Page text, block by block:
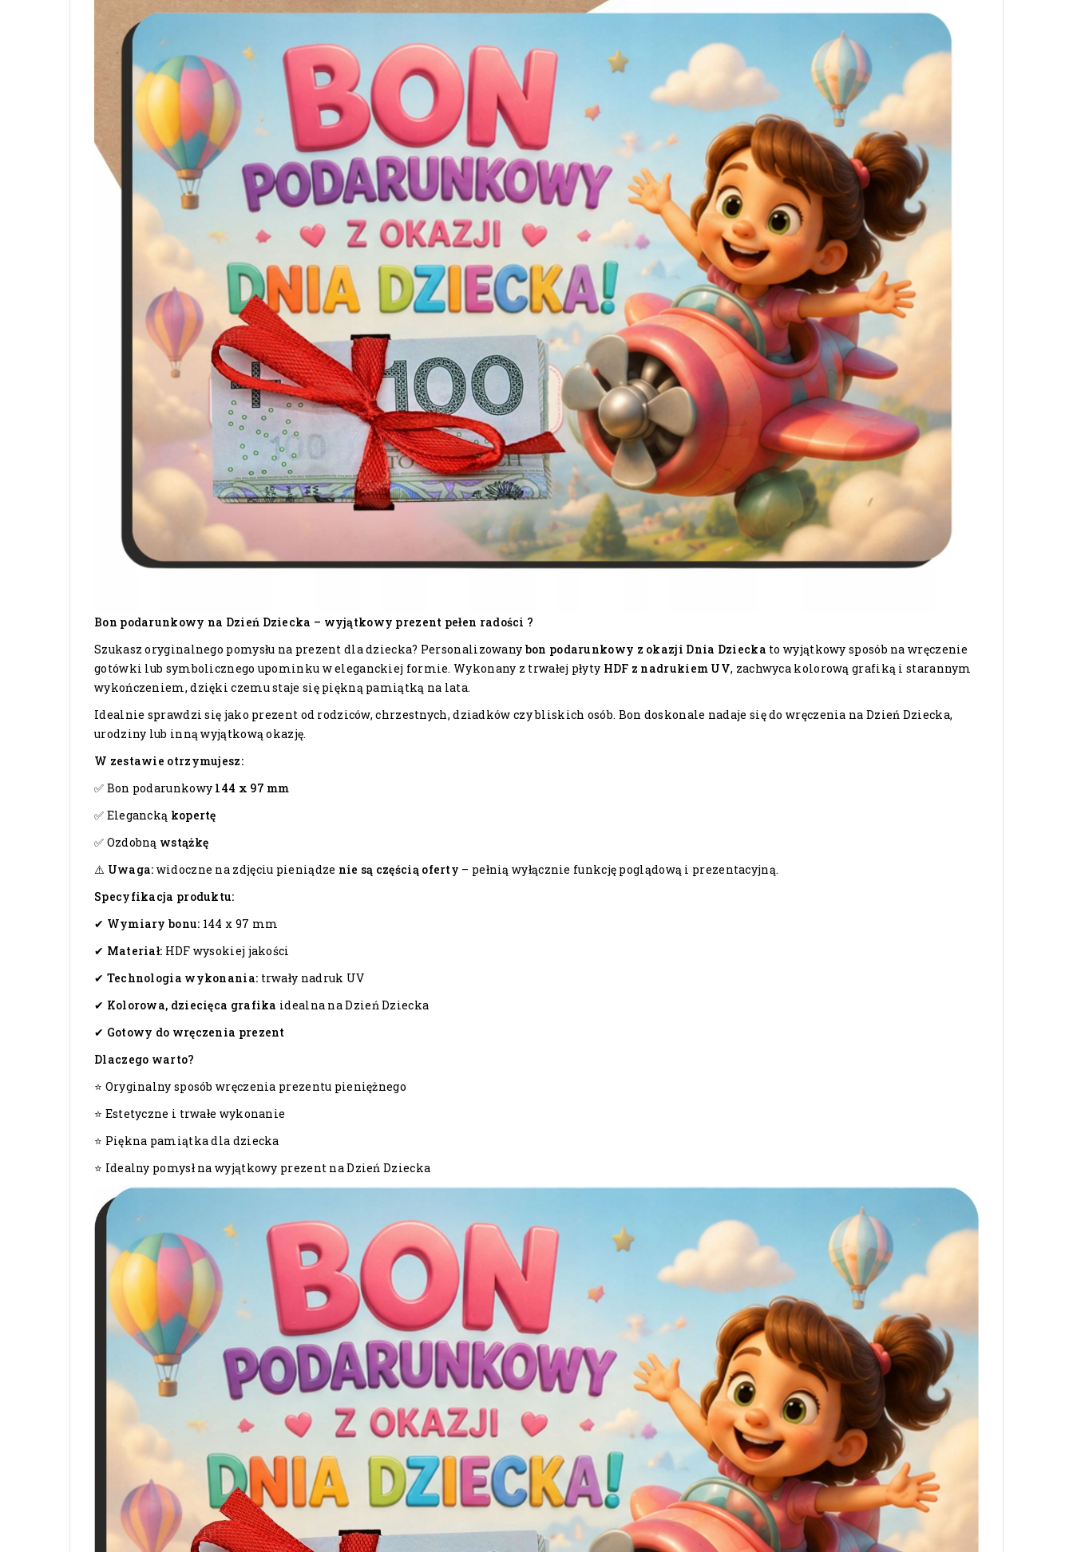
Bon podarunkowy na Dzień Dziecka – wyjątkowy prezent pełen radości ?
Szukasz oryginalnego pomysłu na prezent dla dziecka? Personalizowanybon podarunkowy z okazji Dnia Dziecka to wyjątkowy sposób na wręczenie
gotówki lub symbolicznego upominku w eleganckiej formie. Wykonany z trwałej płyty HDF z nadrukiem UV, zachwyca kolorową grafiką i starannym
wykończeniem, dzięki czemu staje się piękną pamiątką na lata.
Idealnie sprawdzi się jako prezent od rodziców, chrzestnych, dziadków czy bliskich osób. Bon doskonale nadaje się do wręczenia na Dzień Dziecka,
urodziny lub inną wyjątkową okazję.
W zestawie otrzymujesz:
✅ Bon podarunkowy 144 x 97 mm
✅ Elegancką kopertę
✅ Ozdobną wstążkę
⚠️ Uwaga: widoczne na zdjęciu pieniądze nie są częścią oferty – pełnią wyłącznie funkcję poglądową i prezentacyjną.
Specyfikacja produktu:
✔ Wymiary bonu: 144 x 97 mm
✔ Materiał: HDF wysokiej jakości
✔ Technologia wykonania: trwały nadruk UV
✔ Kolorowa, dziecięca grafika idealna na Dzień Dziecka
✔ Gotowy do wręczenia prezent
Dlaczego warto?
⭐ Oryginalny sposób wręczenia prezentu pieniężnego
⭐ Estetyczne i trwałe wykonanie
⭐ Piękna pamiątka dla dziecka
⭐ Idealny pomysł na wyjątkowy prezent na Dzień Dziecka